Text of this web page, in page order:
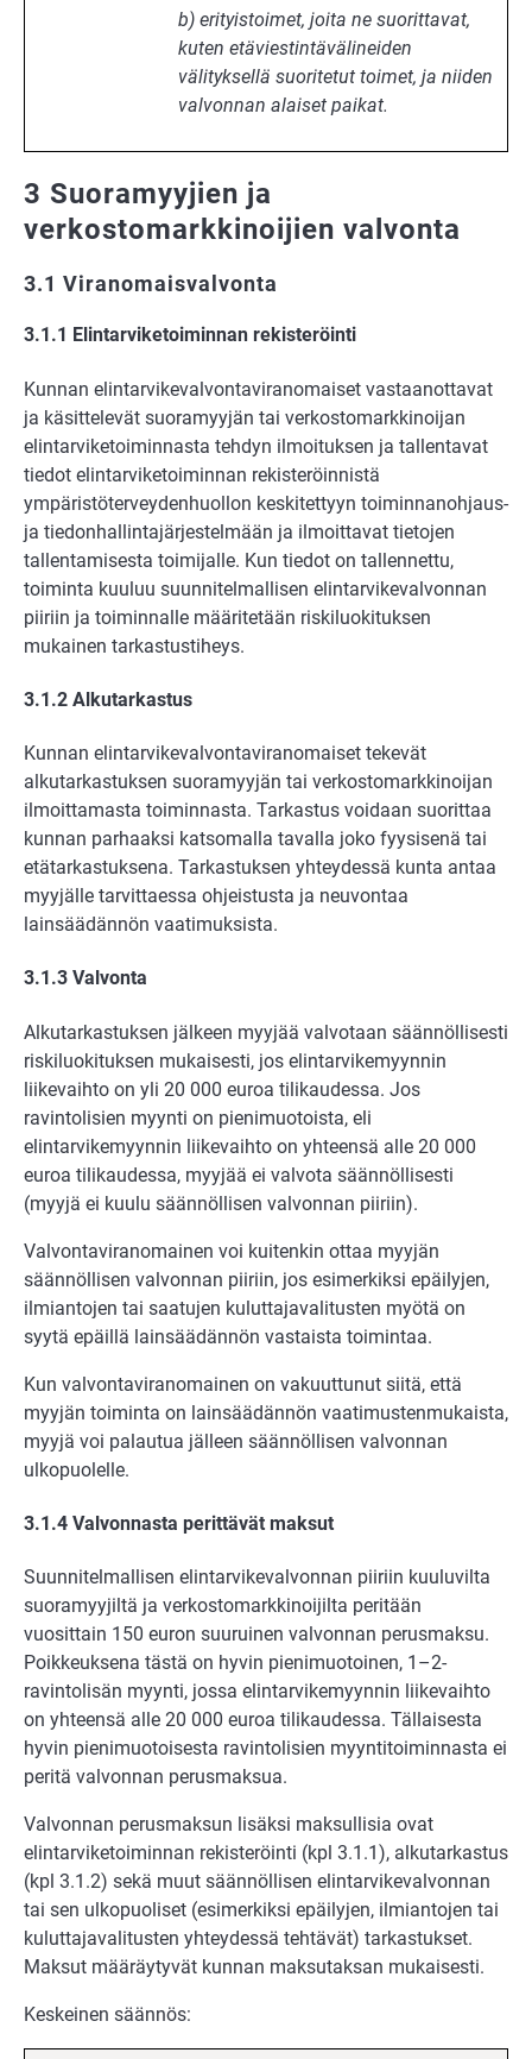
b) erityistoimet, joita ne suorittavat,
kuten etäviestintävälineiden
välityksellä suoritetut toimet, ja niiden
valvonnan alaiset paikat.
3 Suoramyyjien ja
verkostomarkkinoijien valvonta
3.1 Viranomaisvalvonta
3.1.1 Elintarviketoiminnan rekisteröinti
Kunnan elintarvikevalvontaviranomaiset vastaanottavat
ja käsittelevät suoramyyjän tai verkostomarkkinoijan
elintarviketoiminnasta tehdyn ilmoituksen ja tallentavat
tiedot elintarviketoiminnan rekisteröinnistä
ympäristöterveydenhuollon keskitettyyn toiminnanohjaus-
ja tiedonhallintajärjestelmään ja ilmoittavat tietojen
tallentamisesta toimijalle. Kun tiedot on tallennettu,
toiminta kuuluu suunnitelmallisen elintarvikevalvonnan
piiriin ja toiminnalle määritetään riskiluokituksen
mukainen tarkastustiheys.
3.1.2 Alkutarkastus
Kunnan elintarvikevalvontaviranomaiset tekevät
alkutarkastuksen suoramyyjän tai verkostomarkkinoijan
ilmoittamasta toiminnasta. Tarkastus voidaan suorittaa
kunnan parhaaksi katsomalla tavalla joko fyysisenä tai
etätarkastuksena. Tarkastuksen yhteydessä kunta antaa
myyjälle tarvittaessa ohjeistusta ja neuvontaa
lainsäädännön vaatimuksista.
3.1.3 Valvonta
Alkutarkastuksen jälkeen myyjää valvotaan säännöllisesti
riskiluokituksen mukaisesti, jos elintarvikemyynnin
liikevaihto on yli 20 000 euroa tilikaudessa. Jos
ravintolisien myynti on pienimuotoista, eli
elintarvikemyynnin liikevaihto on yhteensä alle 20 000
euroa tilikaudessa, myyjää ei valvota säännöllisesti
(myyjä ei kuulu säännöllisen valvonnan piiriin).
Valvontaviranomainen voi kuitenkin ottaa myyjän
säännöllisen valvonnan piiriin, jos esimerkiksi epäilyjen,
ilmiantojen tai saatujen kuluttajavalitusten myötä on
syytä epäillä lainsäädännön vastaista toimintaa.
Kun valvontaviranomainen on vakuuttunut siitä, että
myyjän toiminta on lainsäädännön vaatimustenmukaista,
myyjä voi palautua jälleen säännöllisen valvonnan
ulkopuolelle.
3.1.4 Valvonnasta perittävät maksut
Suunnitelmallisen elintarvikevalvonnan piiriin kuuluvilta
suoramyyjiltä ja verkostomarkkinoijilta peritään
vuosittain 150 euron suuruinen valvonnan perusmaksu.
Poikkeuksena tästä on hyvin pienimuotoinen, 1–2-
ravintolisän myynti, jossa elintarvikemyynnin liikevaihto
on yhteensä alle 20 000 euroa tilikaudessa. Tällaisesta
hyvin pienimuotoisesta ravintolisien myyntitoiminnasta ei
peritä valvonnan perusmaksua.
Valvonnan perusmaksun lisäksi maksullisia ovat
elintarviketoiminnan rekisteröinti (kpl 3.1.1), alkutarkastus
(kpl 3.1.2) sekä muut säännöllisen elintarvikevalvonnan
tai sen ulkopuoliset (esimerkiksi epäilyjen, ilmiantojen tai
kuluttajavalitusten yhteydessä tehtävät) tarkastukset.
Maksut määräytyvät kunnan maksutaksan mukaisesti.
Keskeinen säännös: